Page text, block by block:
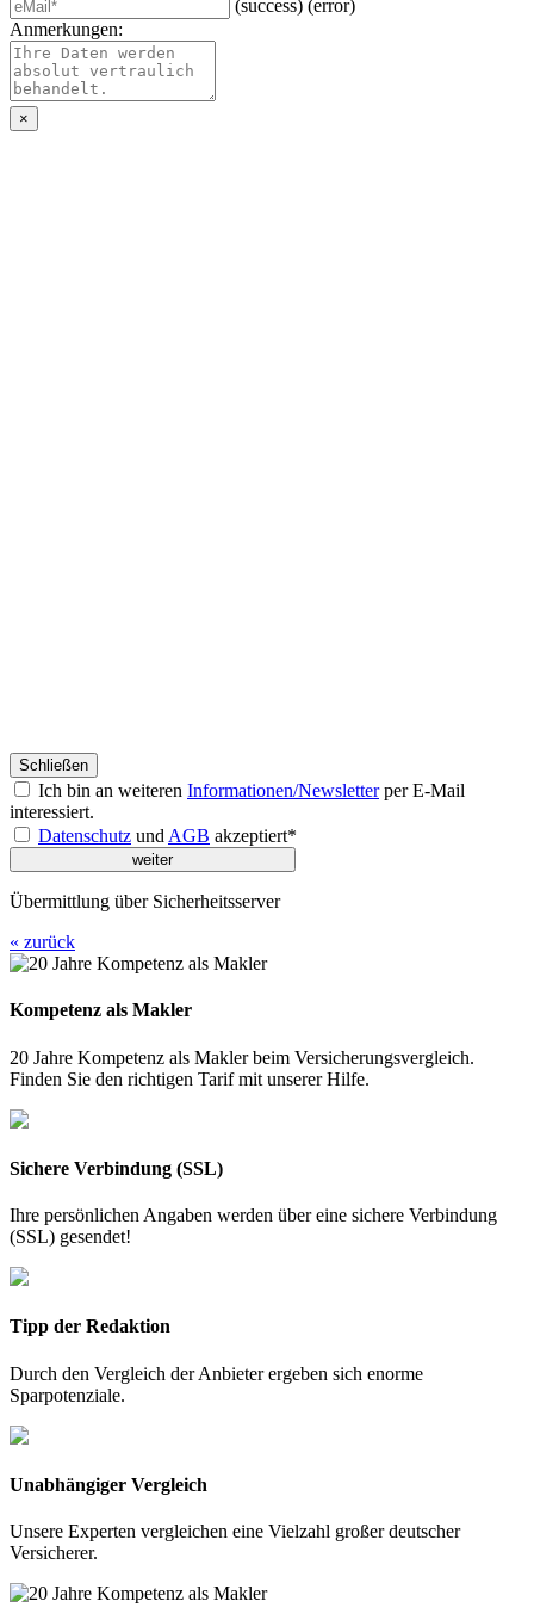
(success) (error)
Anmerkungen:
×
Schließen
Ich bin an weiteren Informationen/Newsletterper E-Mail
interessiert.
Datenschutz und AGB akzeptiert*
Übermittlung über Sicherheitsserver
« zurück
Kompetenz als Makler
20 Jahre Kompetenz als Makler beim Versicherungsvergleich.
Finden Sie den richtigen Tarif mit unserer Hilfe.
Sichere Verbindung (SSL)
Ihre persönlichen Angaben werden über eine sichere Verbindung
(SSL) gesendet!
Tipp der Redaktion
Durch den Vergleich der Anbieter ergeben sich enorme
Sparpotenziale.
Unabhängiger Vergleich
Unsere Experten vergleichen eine Vielzahl großer deutscher
Versicherer.